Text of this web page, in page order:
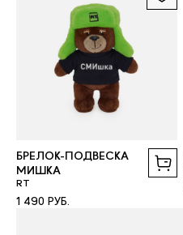
БРЕЛОК-ПОДВЕСКА
МИШКА
RT
1 490 РУБ.